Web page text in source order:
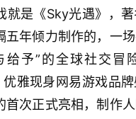
就是《Sky光遇》，
五年倾力制作的，一
给予”的全球社交冒
优雅现身网易游戏品
首次正式亮相，制作